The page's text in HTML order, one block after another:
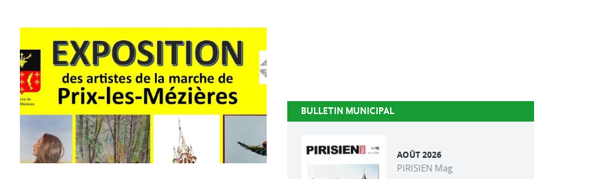
BULLETIN MUNICIPAL
AOÛT 2026
PIRISIEN Mag